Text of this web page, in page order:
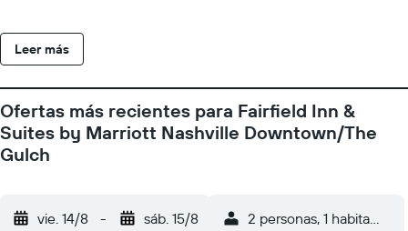
Leer más
Ofertas más recientes para Fairfield Inn &
Suites by Marriott Nashville Downtown/The
Gulch
vie. 14/8 - sáb. 15/8 2 personas, 1 habitación